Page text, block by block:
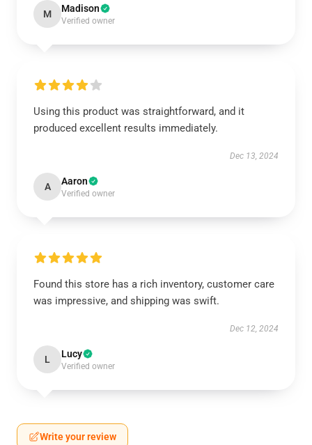
M Madison
Verified owner
Using this product was straightforward, and it
produced excellent results immediately.
Dec 13, 2024
A Aaron
Verified owner
Found this store has a rich inventory, customer care
was impressive, and shipping was swift.
Dec 12, 2024
L Lucy
Verified owner
Write your review